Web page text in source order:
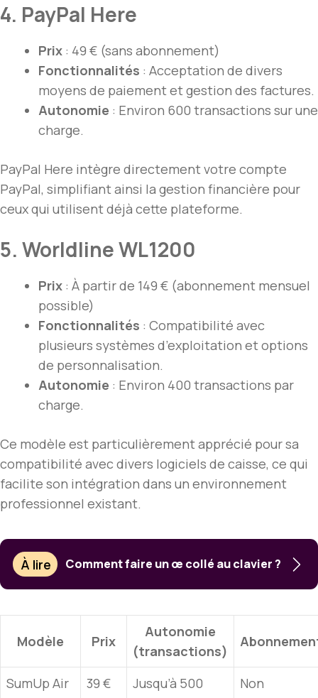
4. PayPal Here
Prix : 49 € (sans abonnement)
Fonctionnalités : Acceptation de divers
moyens de paiement et gestion des factures.
Autonomie : Environ 600 transactions sur une
charge.
PayPal Here intègre directement votre compte
PayPal, simplifiant ainsi la gestion financière pour
ceux qui utilisent déjà cette plateforme.
5. Worldline WL1200
Prix : À partir de 149 € (abonnement mensuel
possible)
Fonctionnalités : Compatibilité avec
plusieurs systèmes d’exploitation et options
de personnalisation.
Autonomie : Environ 400 transactions par
charge.
Ce modèle est particulièrement apprécié pour sa
compatibilité avec divers logiciels de caisse, ce qui
facilite son intégration dans un environnement
professionnel existant.
À lire Comment faire un œ collé au clavier ?
Modèle Prix
Autonomie
(transactions)
SumUp Air 39 € Jusqu’à 500 Non